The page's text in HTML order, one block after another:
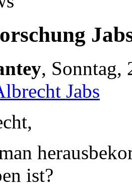
, Sonntag,
Jabs
ist?